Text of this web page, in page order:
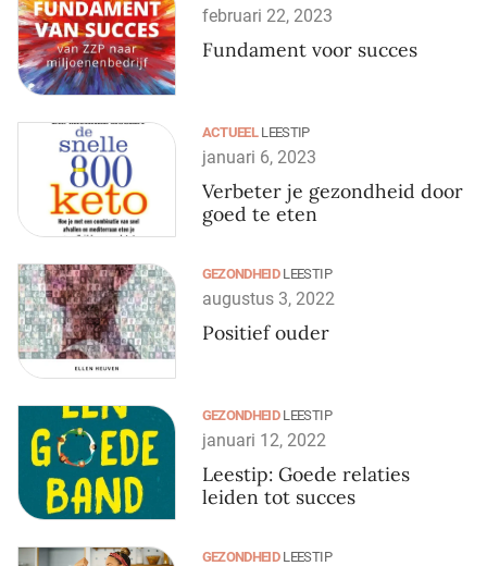
februari 22, 2023
Fundament voor succes
ACTUEEL LEESTIP
januari 6, 2023
Verbeter je gezondheid door
goed te eten
GEZONDHEID LEESTIP
augustus 3, 2022
Positief ouder
GEZONDHEID LEESTIP
januari 12, 2022
Leestip: Goede relaties
leiden tot succes
GEZONDHEID LEESTIP